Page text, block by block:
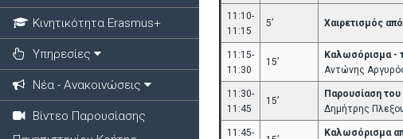
Κινητικότητα Erasmus+
Υπηρεσίες
Νέα - Ανακοινώσεις
Βίντεο Παρουσίασης
11:10-
11:15
5’ Χαιρετισμός
11:15-
11:30
15’
Καλωσόρισμα -
Αντώνης
11:30-
11:45
15’
Παρουσίαση του
Δημήτρης
11:45-
Καλωσόρισμα